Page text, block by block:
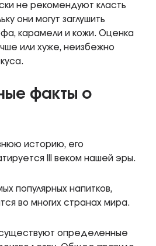
не рекомендуют класть
они могут заглушить
карамели и кожи. Оценка
или хуже, неизбежно
факты о
историю, его
III веком нашей эры.
популярных напитков,
во многих странах мира.
определенные